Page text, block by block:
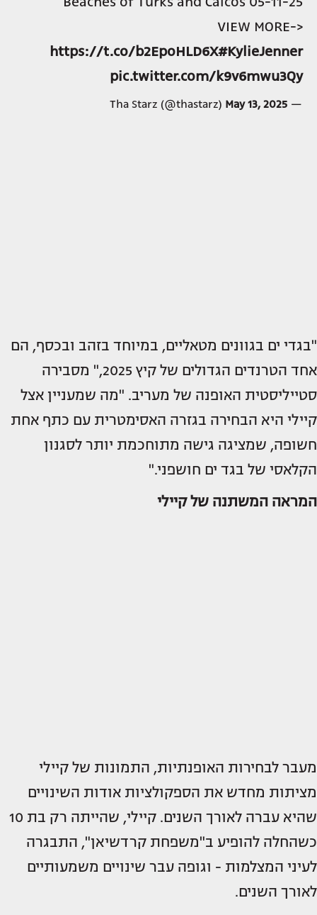
VIEW MORE->
https://t.co/b2EpoHLD6X#KylieJenner
pic.twitter.com/k9v6mwu3Qy
— Tha Starz (@thastarz)
May 13, 2025
"בגדי ים בגוונים מטאליים, במיוחד בזהב ובכסף, הם
אחד הטרנדים הגדולים של קיץ 2025," מסבירה
סטייליסטית האופנה של מעריב. "מה שמעניין אצל
קיילי היא הבחירה בגזרה האסימטרית עם כתף אחת
חשופה, שמציגה גישה מתוחכמת יותר לסגנון
הקלאסי של בגד ים חושפני."
המראה המשתנה של קיילי
מעבר לבחירות האופנתיות, התמונות של קיילי
מציתות מחדש את הספקולציות אודות השינויים
שהיא עברה לאורך השנים. קיילי, שהייתה רק בת 10
כשהחלה להופיע ב"משפחת קרדשיאן", התבגרה
לעיני המצלמות - וגופה עבר שינויים משמעותיים
לאורך השנים.